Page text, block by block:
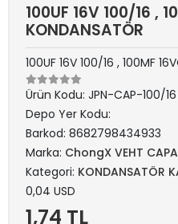
100UF 16V 100/16 ,
KONDANSATÖR
100UF 16V 100/16 , 100MF
Ürün Kodu: JPN-CAP-100/16
Depo Yer Kodu:
Barkod: 8682798434933
Marka: ChongX VEHT
Kategori: KONDANSATÖR
0,04 USD
1,74 TL